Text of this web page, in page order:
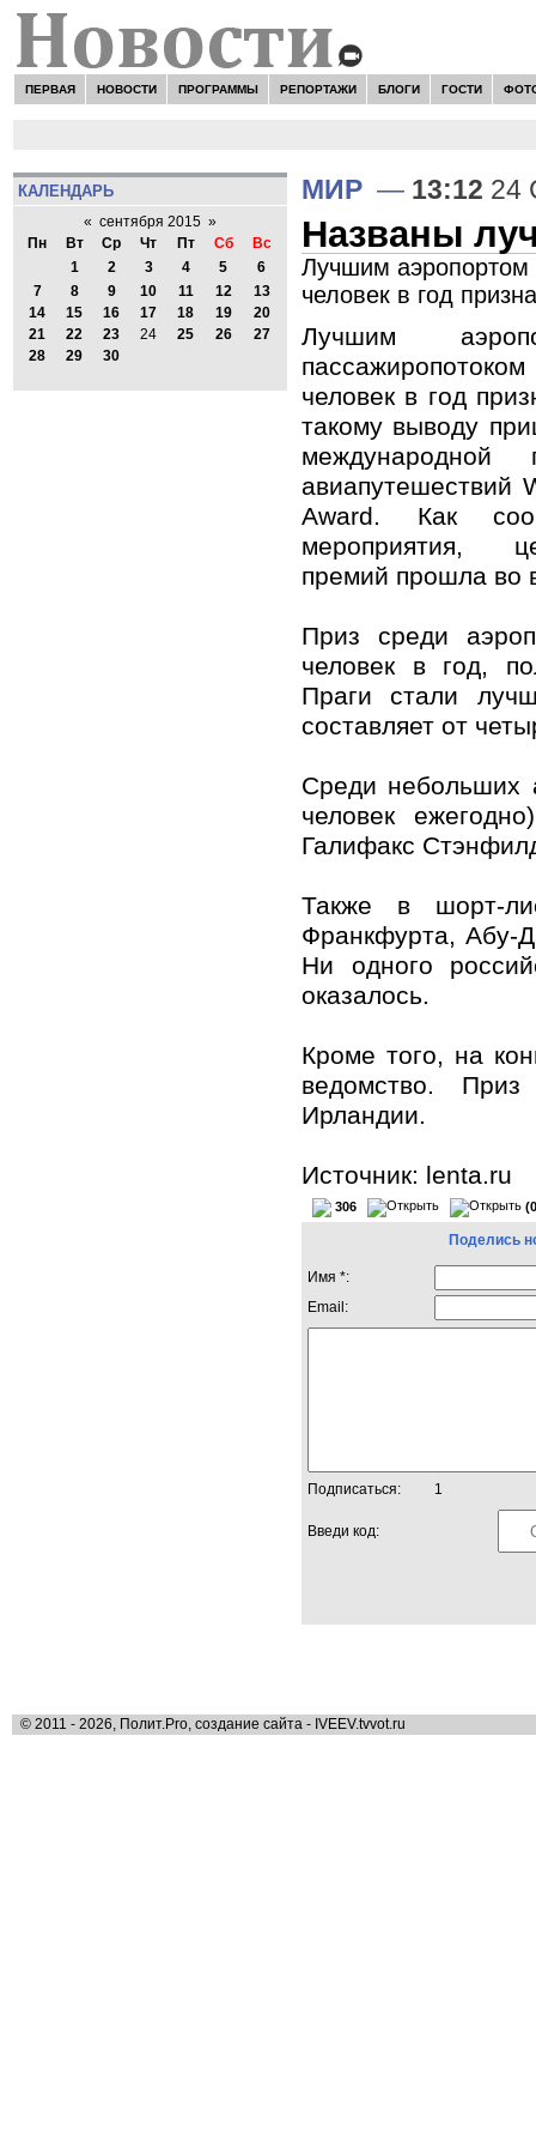
ПЕРВАЯ НОВОСТИ ПРОГРАММЫ РЕПОРТАЖИ БЛОГИ ГОСТИ
КАЛЕНДАРЬ
« сентября 2015 »
Пн
Вт Ср Чт Пт Сб
Вс
1
2 3 4 5
6
7
8 9 10 11 12
13
14
15 16 17 18 19
20
21
22 23 24 25 26
27
28
29 30
МИР — 13:12 24
Названы
Лучшим
человек в год
Лучшим
человек в год
такому выводу
авиапутешествий
Award. Как
мероприятия,
премий прошла во
Приз среди
человек в год,
Праги стали
составляет от
Среди небольших
человек
Галифакс
Также в шорт-
Франкфурта, Абу-
Ни одного
оказалось.
Кроме того, на
ведомство.
Ирландии.
Источник: lenta.ru
306
Поделись
Имя *:
Email:
Подписаться: 1
Введи код:
© 2011 - 2026, Полит.Pro, создание сайта - IVEEV.tvvot.ru